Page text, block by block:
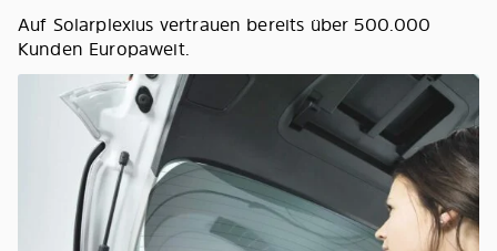
Auf Solarplexius vertrauen bereits über 500.000
Kunden Europaweit.